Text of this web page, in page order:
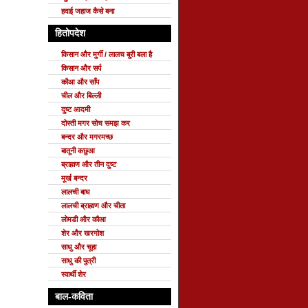
हवाई जहाज कैसे बना
हितोपदेश
किसान और मुर्गी / लालच बुरी बला है
किसान और सर्प
कौआ और साँप
चील और बिल्ली
दुष्ट आदमी
दोस्ती मगर सोच समझ कर
बन्दर और मगरमच्छ
बातूनी कछुआ
ब्राह्मण और तीन दुष्ट
मूर्ख बन्दर
लालची बाघ
लालची ब्राह्मण और चीता
लोमडी और कौआ
शेर और खरगोश
साधु और चूहा
साधु की पुत्री
स्वार्थी शेर
बाल-कविता